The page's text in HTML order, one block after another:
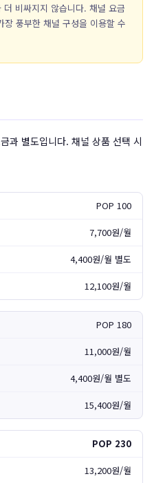
비싸지지 않습니다. 채널 요금
풍부한 채널 구성을 이용할 수
과 별도입니다. 채널 상품 선택 시
POP 100
7,700원/월
4,400원/월 별도
12,100원/월
POP 180
11,000원/월
4,400원/월 별도
15,400원/월
POP 230
13,200원/월